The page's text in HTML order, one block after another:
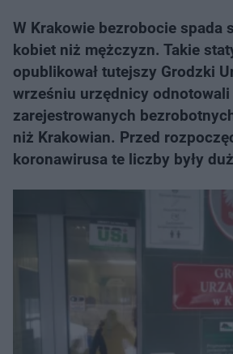
W Krakowie bezrobocie spada
kobiet niż mężczyzn. Takie
opublikował tutejszy Grodzki
wrześniu urzędnicy odnotowali
zarejestrowanych
niż Krakowian. Przed
koronawirusa te liczby były